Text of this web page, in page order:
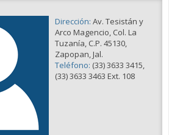
Dirección: Av. Tesistán y
Arco Magencio, Col. La
Tuzanía, C.P. 45130,
Zapopan, Jal.
Teléfono: (33) 3633 3415,
(33) 3633 3463 Ext. 108